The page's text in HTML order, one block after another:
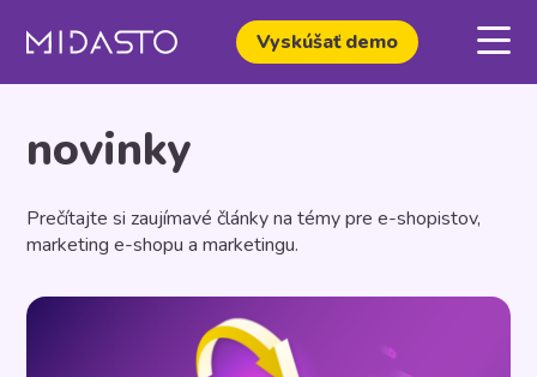
Vyskúšať demo
novinky
Prečítajte si zaujímavé články na témy pre e-shopistov,
marketing e-shopu a marketingu.